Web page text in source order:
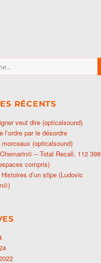
RÉCENTS
veut dire (opticalsound)
l’ordre par le désordre
morceaux (opticalsound)
– Total Recall, 112 398
compris)
d’un stipe (Ludovic